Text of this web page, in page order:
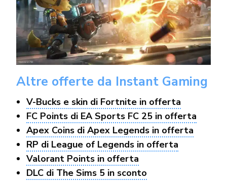
Altre offerte da Instant Gaming
V-Bucks e skin di Fortnite in offerta
FC Points di EA Sports FC 25 in offerta
Apex Coins di Apex Legends in offerta
RP di League of Legends in offerta
Valorant Points in offerta
DLC di The Sims 5 in sconto